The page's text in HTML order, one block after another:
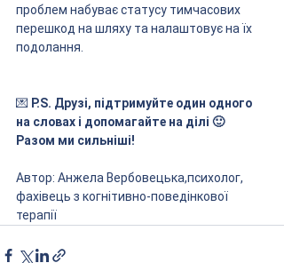
проблем набуває статусу тимчасових
перешкод на шляху та налаштовує на їх
подолання.
💌 P.S. Друзі, підтримуйте один одного
на словах і допомагайте на ділі 🙂
Разом ми сильніші!
Автор: Анжела Вербовецька,психолог,
фахівець з когнітивно-поведінкової
терапії